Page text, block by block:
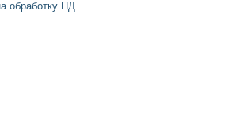
обработку ПД